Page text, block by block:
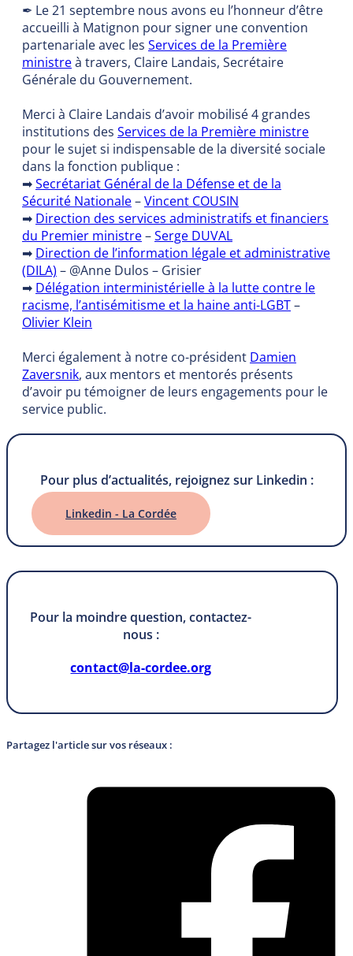
✒ Le 21 septembre nous avons eu l’honneur d’être
accueilli à Matignon pour signer une convention
partenariale avec les Services de la Première
ministreà travers, Claire Landais, Secrétaire
Générale du Gouvernement.
Merci à Claire Landais d’avoir mobilisé 4 grandes
institutions des Services de la Première ministre
pour le sujet si indispensable de la diversité sociale
dans la fonction publique :
➡Secrétariat Général de la Défense et de la
Sécurité Nationale–Vincent COUSIN
➡ Direction des services administratifs et financiers
du Premier ministre–Serge DUVAL
➡ Direction de l’information légale et administrative
(DILA) – @Anne Dulos – Grisier
➡ Délégation interministérielle à la lutte contre le
racisme, l’antisémitisme et la haine anti-LGBT–
Olivier Klein
Merci également à notre co-président Damien
Zaversnik, aux mentors et mentorés présents
d’avoir pu témoigner de leurs engagements pour le
service public.
Pour plus d’actualités, rejoignez sur Linkedin :
Linkedin - La Cordée
Pour la moindre question, contactez-
nous :
contact@la-cordee.org
Partagez l'article sur vos réseaux :